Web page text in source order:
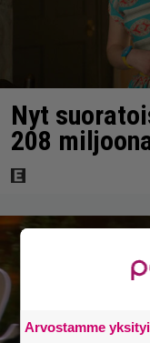
Nyt
208
Arvostamme